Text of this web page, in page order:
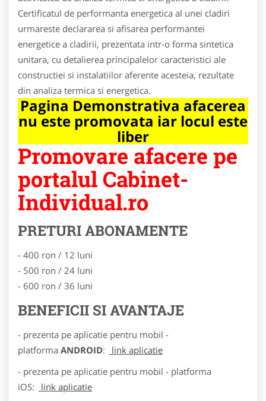
Certificatul de performanta energetica al unei cladiri
urmareste declararea si afisarea performantei
energetice a cladirii, prezentata intr-o forma sintetica
unitara, cu detalierea principalelor caracteristici ale
constructiei si instalatiilor aferente acesteia, rezultate
din analiza termica si energetica.
Pagina Demonstrativa afacerea
nu este promovata iar locul este
liber
Promovare afacere pe
portalul Cabinet-
Individual.ro
PRETURI ABONAMENTE
- 400 ron / 12 luni
- 500 ron / 24 luni
- 600 ron / 36 luni
BENEFICII SI AVANTAJE
- prezenta pe aplicatie pentru mobil -
platforma ANDROID:
link aplicatie
- prezenta pe aplicatie pentru mobil - platforma
iOS:
link aplicatie